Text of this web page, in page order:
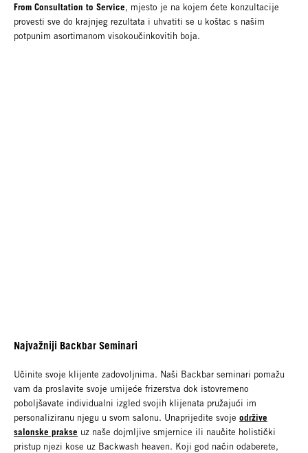
From Consultation to Service, mjesto je na kojem ćete konzultacije
provesti sve do krajnjeg rezultata i uhvatiti se u koštac s našim
potpunim asortimanom visokoučinkovitih boja.
Najvažniji Backbar Seminari
Učinite svoje klijente zadovoljnima. Naši Backbar seminari pomažu
vam da proslavite svoje umijeće frizerstva dok istovremeno
poboljšavate individualni izgled svojih klijenata pružajući im
personaliziranu njegu u svom salonu. Unaprijedite svoje održive
salonske prakse uz naše dojmljive smjernice ili naučite holistički
pristup njezi kose uz Backwash heaven. Koji god način odaberete,